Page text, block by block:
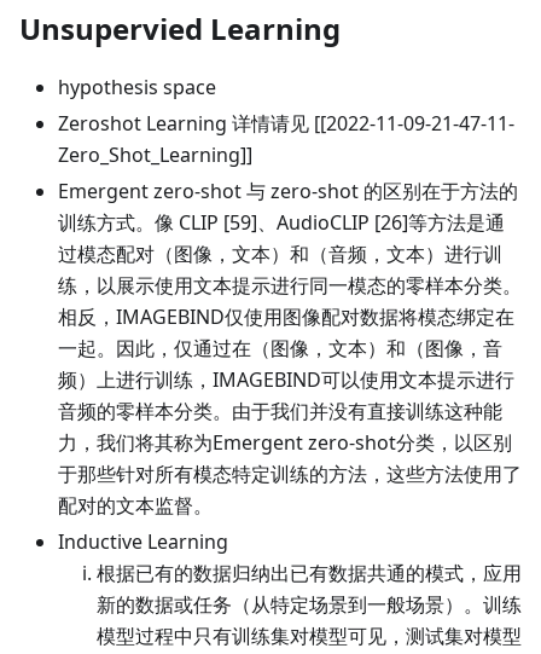
Unsupervied Learning
hypothesis space
Zeroshot Learning 详情请见 [[2022-11-09-21-47-11-
Zero_Shot_Learning]]
Emergent zero-shot 与 zero-shot 的区别在于方法的
训练方式。像 CLIP [59]、AudioCLIP [26]等方法是通
过模态配对（图像，文本）和（音频，文本）进行训
练，以展示使用文本提示进行同一模态的零样本分类。
相反，IMAGEBIND仅使用图像配对数据将模态绑定在
一起。因此，仅通过在（图像，文本）和（图像，音
频）上进行训练，IMAGEBIND可以使用文本提示进行
音频的零样本分类。由于我们并没有直接训练这种能
力，我们将其称为Emergent zero-shot分类，以区别
于那些针对所有模态特定训练的方法，这些方法使用了
配对的文本监督。
Inductive Learning
根据已有的数据归纳出已有数据共通的模式，应用
新的数据或任务（从特定场景到一般场景）。训练
模型过程中只有训练集对模型可见，测试集对模型